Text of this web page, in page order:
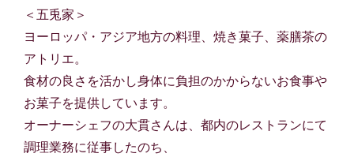
＜五兎家＞
ヨーロッパ・アジア地方の料理、焼き菓子、薬膳茶の
アトリエ。
食材の良さを活かし身体に負担のかからないお食事や
お菓子を提供しています。
オーナーシェフの大貫さんは、都内のレストランにて
調理業務に従事したのち、